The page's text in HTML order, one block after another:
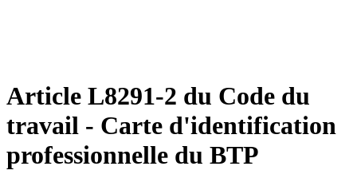
Article L8291-2 du Code du
travail - Carte d'identification
professionnelle du BTP